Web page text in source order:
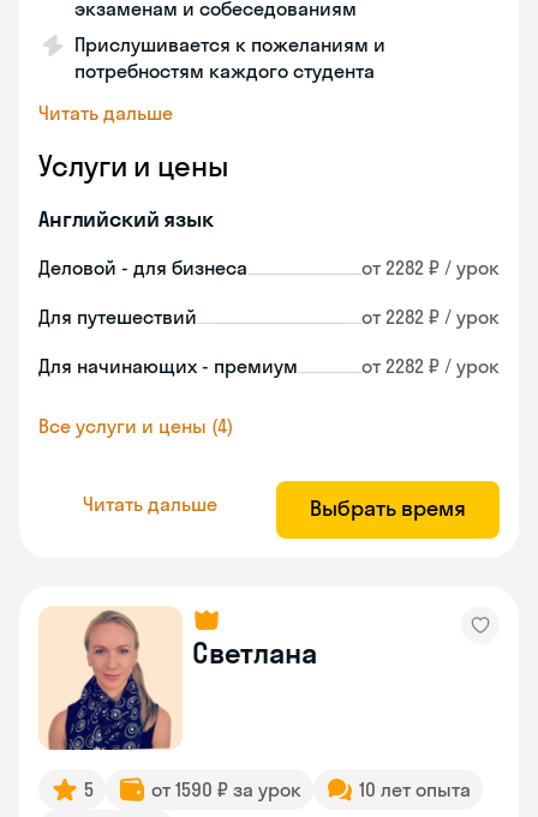
экзаменам и собеседованиям
Прислушивается к пожеланиям и
потребностям каждого студента
Читать дальше
Услуги и цены
Английский язык
Деловой - для бизнеса от 2282 ₽ / урок
Для путешествий от 2282 ₽ / урок
Для начинающих - премиум от 2282 ₽ / урок
Все услуги и цены (4)
Читать дальше Выбрать время
Светлана
5 от 1590 ₽ за урок
10 лет опыта